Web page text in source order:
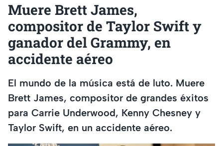
Muere Brett James,
compositor de Taylor Swift y
ganador del Grammy, en
accidente aéreo
El mundo de la música está de luto. Muere
Brett James, compositor de grandes éxitos
para Carrie Underwood, Kenny Chesney y
Taylor Swift, en un accidente aéreo.